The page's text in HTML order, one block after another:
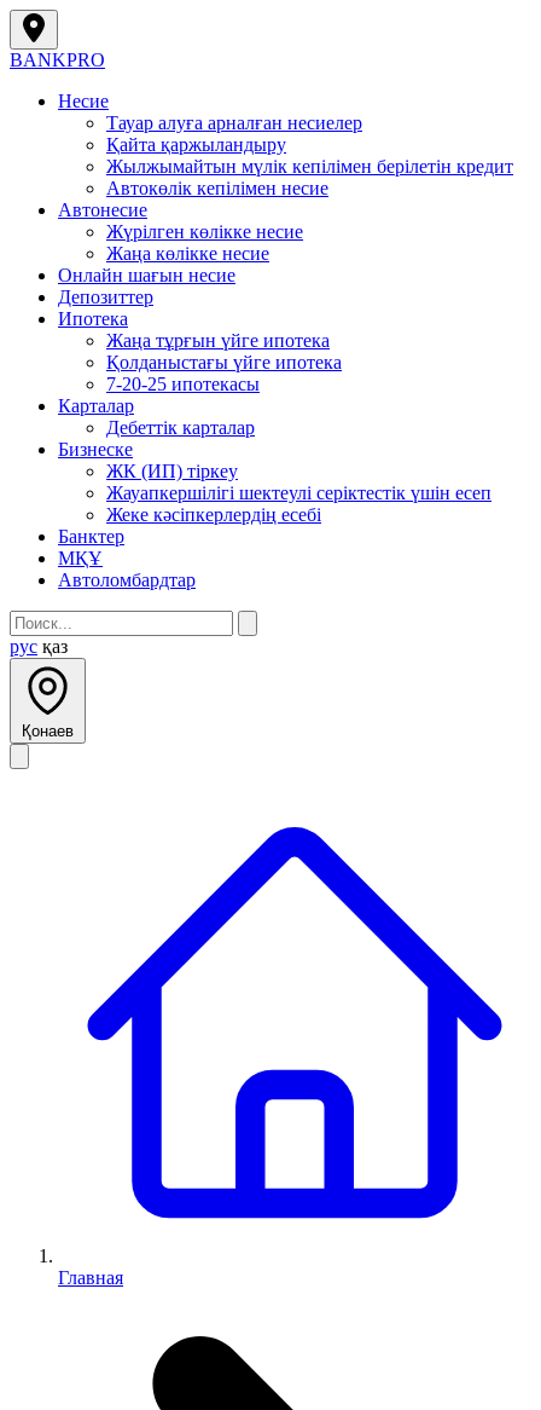
BANKPRO
Несие
Тауар алуға арналған несиелер
Қайта қаржыландыру
Жылжымайтын мүлік кепілімен берілетін кредит
Автокөлік кепілімен несие
Автонесие
Жүрілген көлікке несие
Жаңа көлікке несие
Онлайн шағын несие
Депозиттер
Ипотека
Жаңа тұрғын үйге ипотека
Қолданыстағы үйге ипотека
7-20-25 ипотекасы
Карталар
Дебеттік карталар
Бизнеске
ЖК (ИП) тіркеу
Жауапкершілігі шектеулі серіктестік үшін есеп
Жеке кәсіпкерлердің есебі
Банктер
МҚҰ
Автоломбардтар
рус қаз
Қонаев
Главная